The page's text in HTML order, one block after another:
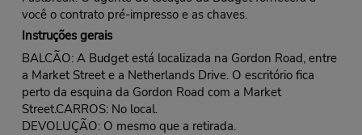
você o contrato pré-impresso e as chaves.
Instruções gerais
BALCÃO: A Budget está localizada na Gordon Road, entre
a Market Street e a Netherlands Drive. O escritório fica
perto da esquina da Gordon Road com a Market
Street.CARROS: No local.
DEVOLUÇÃO: O mesmo que a retirada.